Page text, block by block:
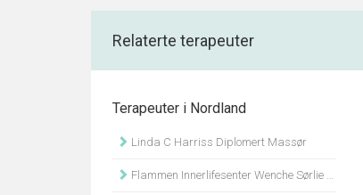
Relaterte terapeuter
Terapeuter i Nordland
Linda C Harriss Diplomert Massør
Flammen Innerlifesenter Wenche Sørlie Hamremoen